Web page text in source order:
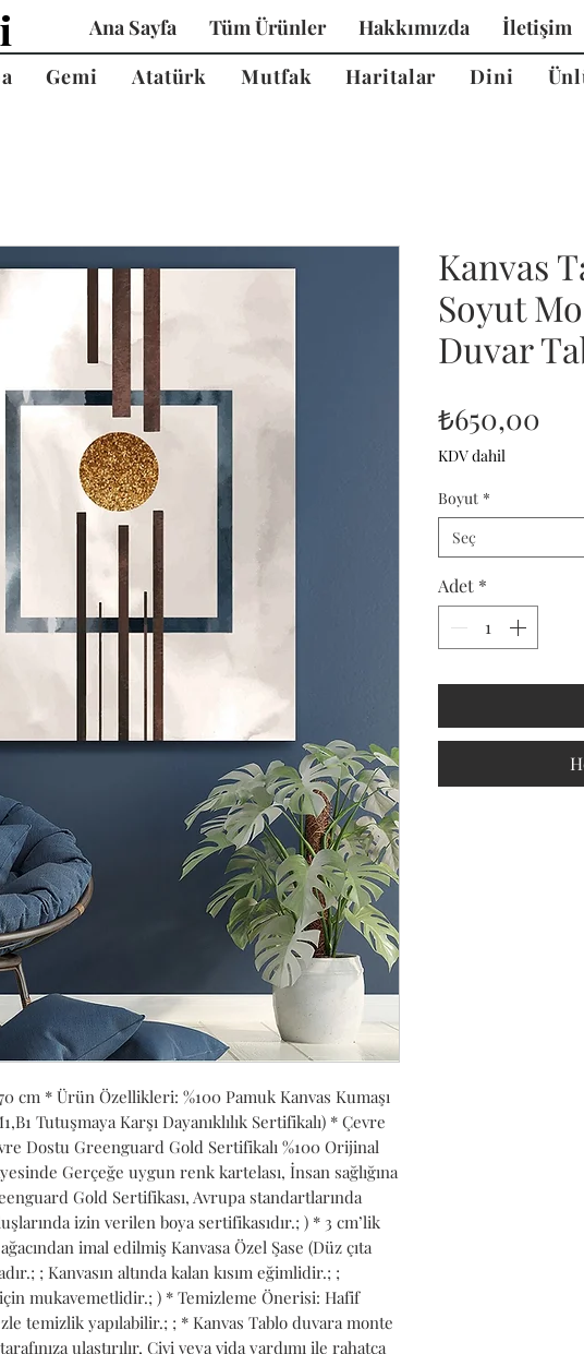
Ana Sayfa Tüm Ürünler Hakkımızda İletişim
Gemi Atatürk Mutfak Haritalar Dini
cm * Ürün Özellikleri: %100 Pamuk Kanvas Kumaşı
Tutuşmaya Karşı Dayanıklılık Sertifikalı) * Çevre
Dostu Greenguard Gold Sertifikalı %100 Orijinal
Gerçeğe uygun renk kartelası, İnsan sağlığına
Gold Sertifikası, Avrupa standartlarında
izin verilen boya sertifikasıdır.; ) * 3 cm’lik
imal edilmiş Kanvasa Özel Şase (Düz çıta
; Kanvasın altında kalan kısım eğimlidir.; ;
için mukavemetlidir.; ) * Temizleme Önerisi: Hafif
temizlik yapılabilir.; ; * Kanvas Tablo duvara monte
ulaştırılır, Çivi veya vida yardımı ile rahatça
Kanvas
Soyut
Duvar
₺650,00
KDV dahil
Boyut *
Seç
Adet *